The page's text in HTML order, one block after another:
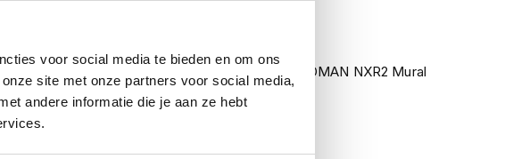
voor social media te bieden en om ons
site met onze partners voor social media,
andere informatie die je aan ze hebt
Kleurstelling
NXR2 MURAL BLACK - WOMAN NXR2 Mural
Black Woman
Producttype